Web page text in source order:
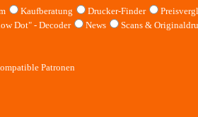
Kaufberatung Drucker-Finder
Dot" - Decoder News Scans &
Patronen